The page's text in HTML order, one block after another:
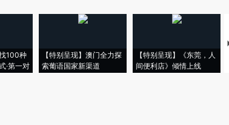
100种
·第一对
【特别呈现】澳门全力探
索葡语国家新渠道
【特别呈现】《东莞，人
间便利店》倾情上线